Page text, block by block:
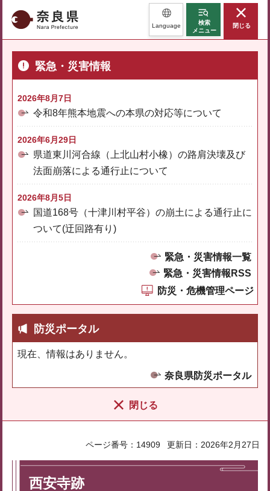
奈良県 Language
検索
メニュー
閉じる
緊急・災害情報
2026年8月7日
令和8年熊本地震への本県の対応等について
2026年6月29日
県道東川河合線（上北山村小橡）の路肩決壊及び
法面崩落による通行止について
2026年8月5日
国道168号（十津川村平谷）の崩土による通行止に
ついて(迂回路有り)
緊急・災害情報一覧
緊急・災害情報RSS
防災・危機管理ページ
防災ポータル
現在、情報はありません。
奈良県防災ポータル
閉じる
ページ番号：14909 更新日：2026年2月27日
西安寺跡